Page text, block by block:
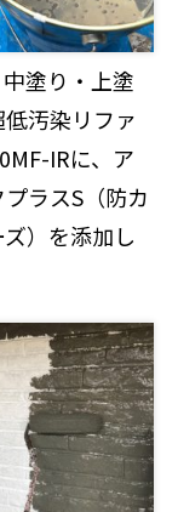
塗り・上塗
低汚染リファ
IRに、ア
ラスS（防カ
）を添加し